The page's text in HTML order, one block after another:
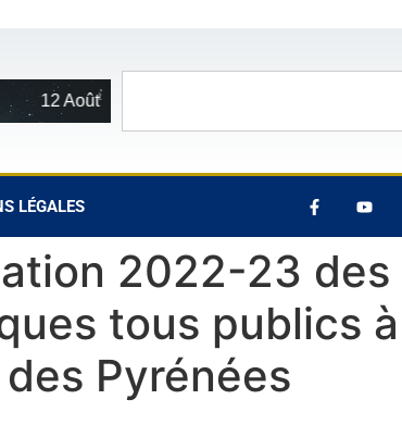
29°C
LÉGALES
2022-23 des
tous publics à
Pyrénées